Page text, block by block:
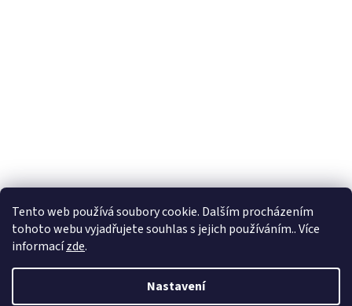
Tento web používá soubory cookie. Dalším procházením
tohoto webu vyjadřujete souhlas s jejich používáním.. Více
informacízde.
Nastavení
Copyright 2026